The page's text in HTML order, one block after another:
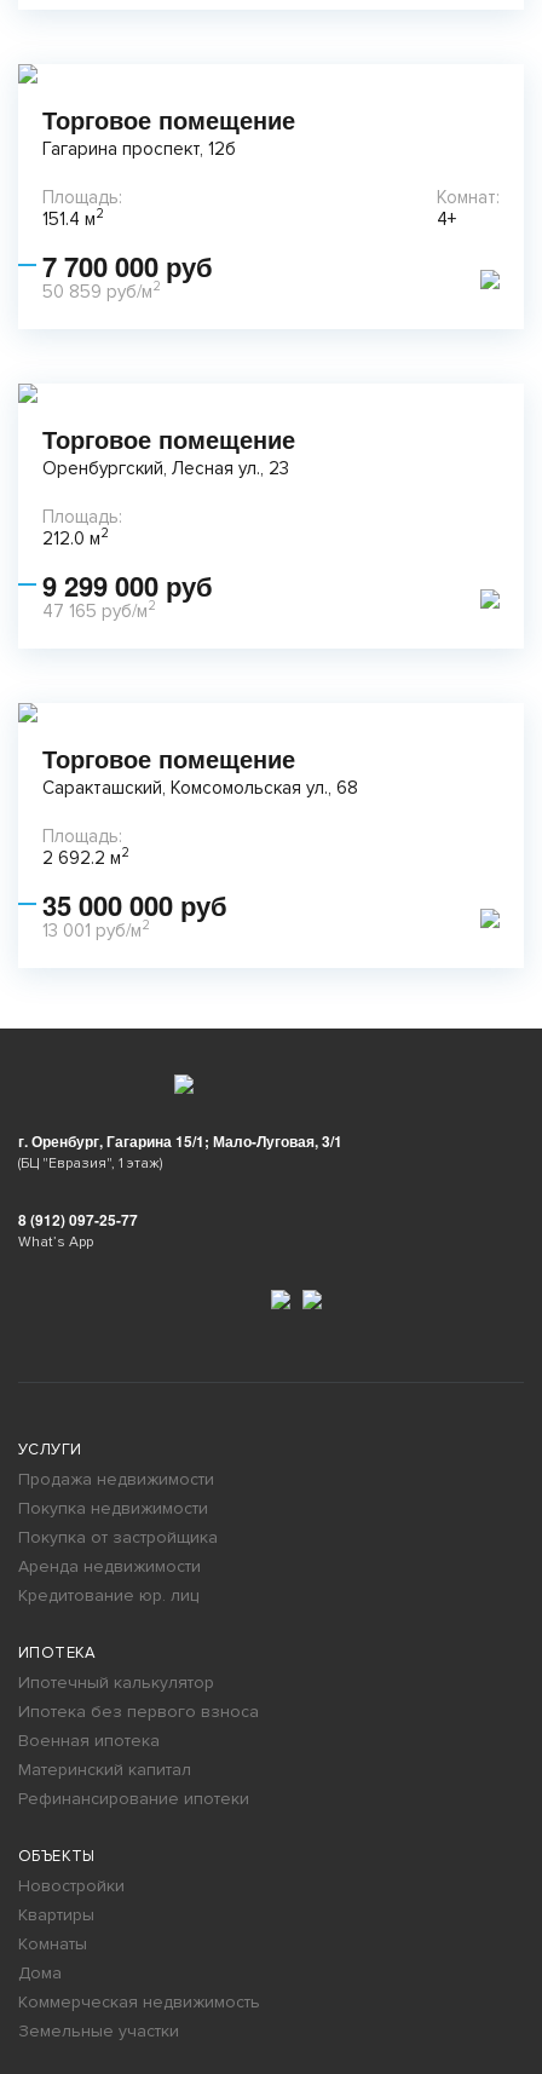
Торговое помещение
Гагарина проспект, 12б
Площадь:
151.4 м2
Комнат:
4+
7 700 000 руб
50 859 руб/м2
Торговое помещение
Оренбургский, Лесная ул., 23
Площадь:
212.0 м2
9 299 000 руб
47 165 руб/м2
Торговое помещение
Саракташский, Комсомольская ул., 68
Площадь:
2 692.2 м2
35 000 000 руб
13 001 руб/м2
г. Оренбург, Гагарина 15/1; Мало-Луговая, 3/1
(БЦ "Евразия", 1 этаж)
8 (912) 097-25-77
What’s App
УСЛУГИ
Продажа недвижимости
Покупка недвижимости
Покупка от застройщика
Аренда недвижимости
Кредитование юр. лиц
ИПОТЕКА
Ипотечный калькулятор
Ипотека без первого взноса
Военная ипотека
Материнский капитал
Рефинансирование ипотеки
ОБЪЕКТЫ
Новостройки
Квартиры
Комнаты
Дома
Коммерческая недвижимость
Земельные участки